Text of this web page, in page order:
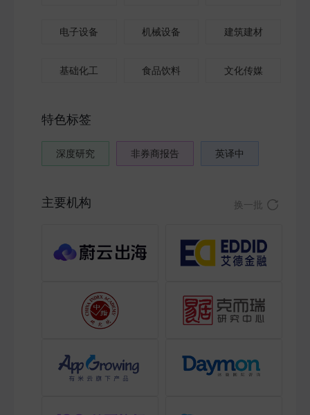
电子设备 机械设备 建筑建材
基础化工 食品饮料 文化传媒
特色标签
深度研究 非券商报告 英译中
主要机构 换一批